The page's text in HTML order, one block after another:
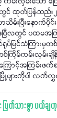
ထုတ်ပြန်သည်။၂၀
မ်းပြီးနောက်ပို
ဧပြီလတွင် ပထမအ
ပ်မြင်သံကြား
မ်ကမ်းလှမ်းချိန်၌
ကြောင့်အကြမ်းဖ
မြို့များကိုပါ လက်
ြတ်သားစွာ ပယ်ချ